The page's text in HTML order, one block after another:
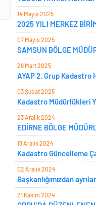
14 Mayıs 2025
2025 YILI MERKEZ
07 Mayıs 2025
SAMSUN BÖLGE
28 Mart 2025
AYAP 2. Grup Kadastro
03 Şubat 2025
Kadastro Müdürlükleri
23 Aralık 2024
EDİRNE BÖLGE
18 Aralık 2024
Kadastro Güncelleme
02 Aralık 2024
Başkanlığımızdan
21 Kasım 2024